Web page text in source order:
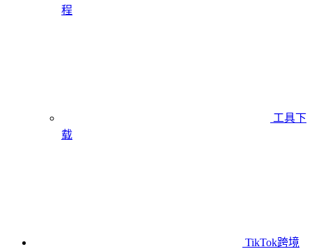
程
工具下
载
TikTok跨境